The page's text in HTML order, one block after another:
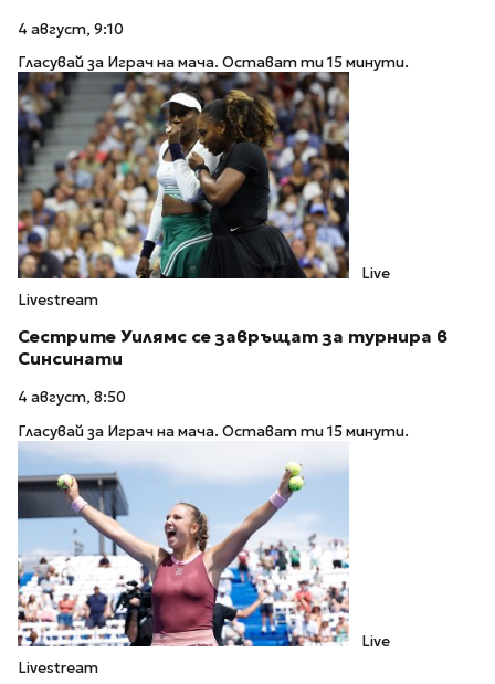
4 август, 9:10
Гласувай за Играч на мача. Остават ти 15 минути.
Live
Livestream
Сестрите Уилямс се завръщат за турнира в
Синсинати
4 август, 8:50
Гласувай за Играч на мача. Остават ти 15 минути.
Live
Livestream